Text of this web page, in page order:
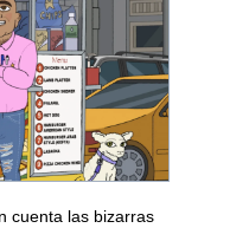
cuenta las bizarras